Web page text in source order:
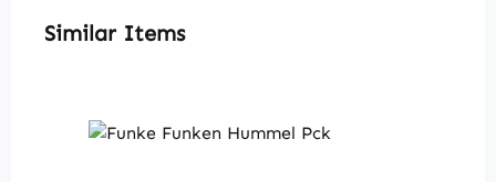
Produktgalerie überspringen
Similar Items